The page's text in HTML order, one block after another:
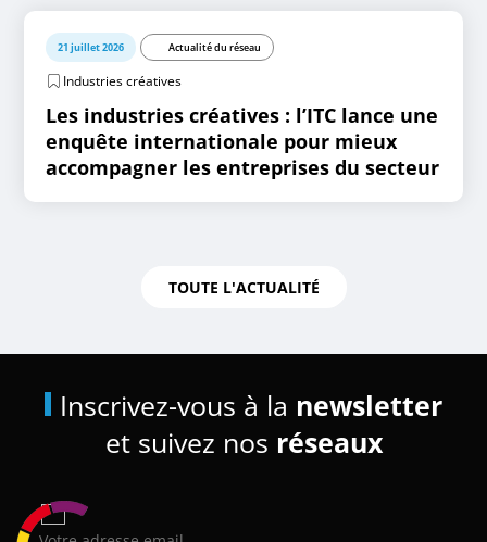
21 juillet 2026 Actualité du réseau
Industries créatives
Les industries créatives : l’ITC lance une
enquête internationale pour mieux
accompagner les entreprises du secteur
TOUTE L'ACTUALITÉ
Inscrivez-vous à la newsletter
et suivez nos réseaux